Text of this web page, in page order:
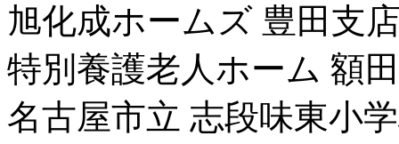
旭化成ホームズ 豊田支
特別養護老人ホーム 額
名古屋市立 志段味東小